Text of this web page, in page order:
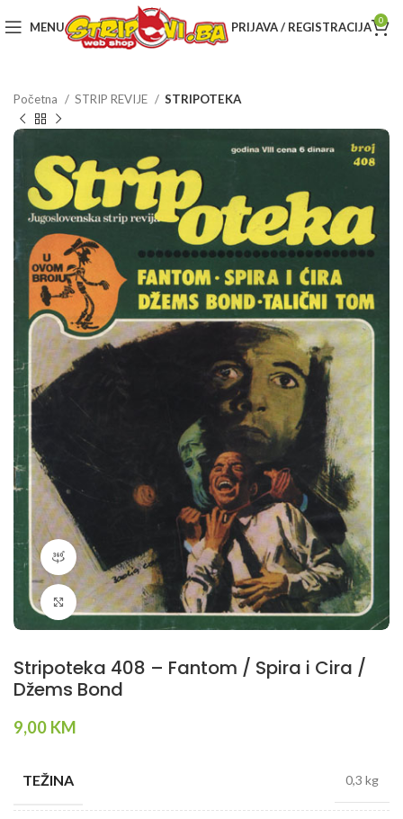
MENU PRIJAVA / REGISTRACIJA 0
Početna STRIP REVIJE STRIPOTEKA
360 product view
Klikni da povečaš
Stripoteka 408 – Fantom / Spira i Cira /
Džems Bond
9,00 KM
TEŽINA 0,3 kg